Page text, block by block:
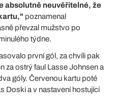
absolutně neuvěřitelné, že
poznamenal
převzal mužstvo po
týdne.
první gól, za chvíli pak
za ostrý faul Lasse Johnsen a
góly. Červenou kartu poté
Doski a v nastavení hostující